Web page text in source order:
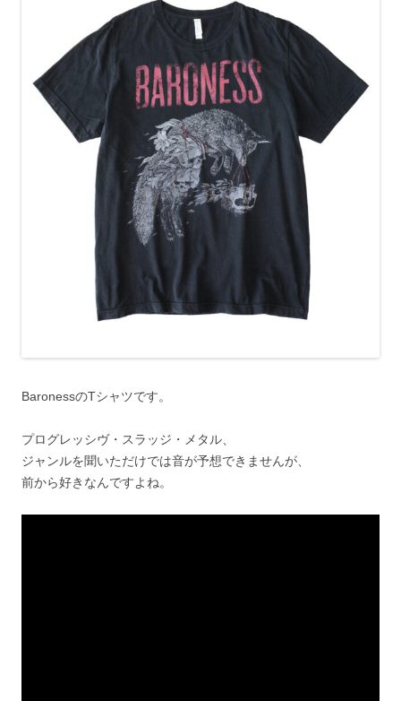
BaronessのTシャツです。
プログレッシヴ・スラッジ・メタル、
ジャンルを聞いただけでは音が予想できませんが、
前から好きなんですよね。